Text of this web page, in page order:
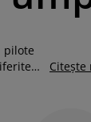
pilote
Citește